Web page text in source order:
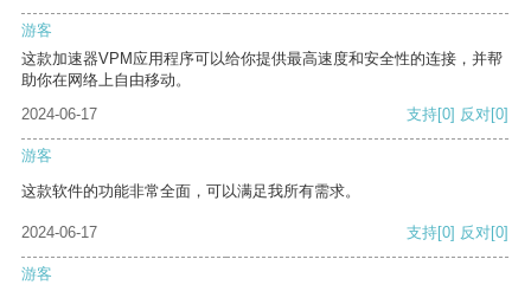
游客
这款加速器VPM应用程序可以给你提供最高速度和安全性的连接，并帮
助你在网络上自由移动。
2024-06-17
支持[0] 反对[0]
游客
这款软件的功能非常全面，可以满足我所有需求。
2024-06-17 支持[0] 反对[0]
游客